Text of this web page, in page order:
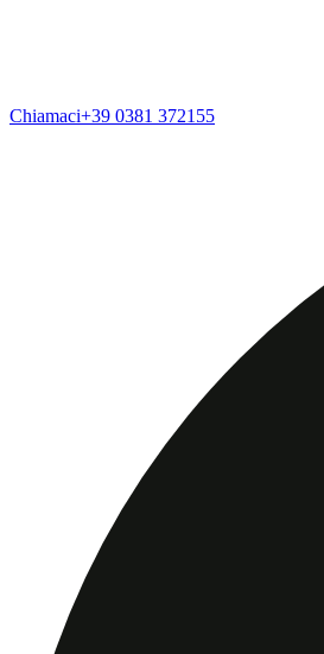
Chiamaci+39 0381 372155